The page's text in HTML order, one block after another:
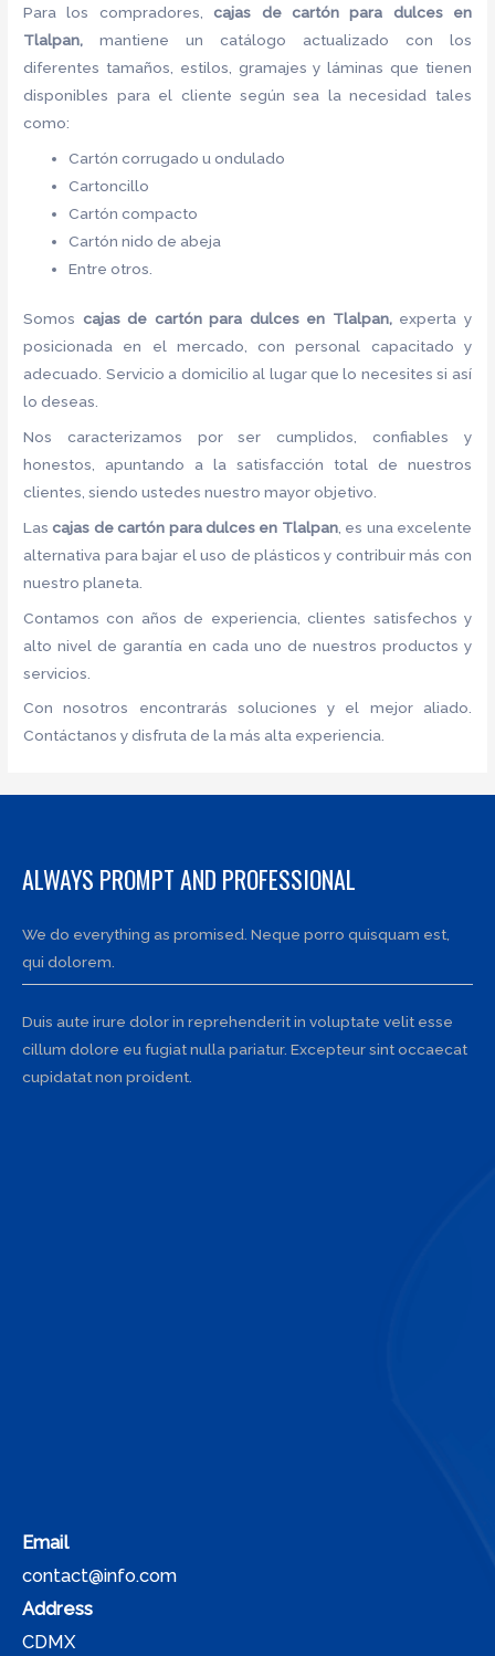
Para los compradores,cajas de cartón para dulcesen
Tlalpan,mantiene un catálogo actualizado con los
diferentes tamaños, estilos, gramajes y láminas que tienen
disponibles para el cliente según sea la necesidad tales
como:
Cartón corrugado u ondulado
Cartoncillo
Cartón compacto
Cartón nido de abeja
Entre otros.
Somos cajas de cartón para dulcesen Tlalpan, experta y
posicionada en el mercado, con personal capacitado y
adecuado. Servicio a domicilio al lugar que lo necesites si así
lo deseas.
Nos caracterizamos por ser cumplidos, confiables y
honestos, apuntando a la satisfacción total de nuestros
clientes, siendo ustedes nuestro mayor objetivo.
Lascajas de cartón para dulces en Tlalpan, es una excelente
alternativa para bajar el uso de plásticos y contribuir más con
nuestro planeta.
Contamos con años de experiencia, clientes satisfechos y
alto nivel de garantía en cada uno de nuestros productos y
servicios.
Con nosotros encontrarás soluciones y el mejor aliado.
Contáctanos y disfruta de la más alta experiencia.
ALWAYS PROMPT AND PROFESSIONAL
We do everything as promised. Neque porro quisquam est,
qui dolorem.
Duis aute irure dolor in reprehenderit in voluptate velit esse
cillum dolore eu fugiat nulla pariatur. Excepteur sint occaecat
cupidatat non proident.
Email
contact@info.com
Address
CDMX